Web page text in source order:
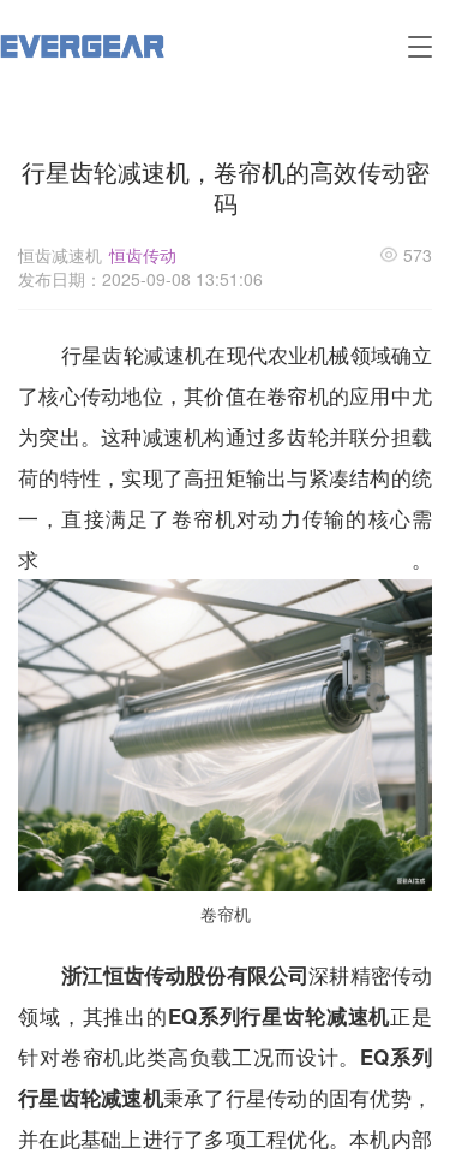
T
e
n
i
o
n
行星齿轮减速机，卷帘机的高效传动密
码
恒齿减速机 恒齿传动
发布日期：2025-09-08 13:51:06
573
行星齿轮减速机在现代农业机械领域确立
了核心传动地位，其价值在卷帘机的应用中尤
为突出。这种减速机构通过多齿轮并联分担载
荷的特性，实现了高扭矩输出与紧凑结构的统
一，直接满足了卷帘机对动力传输的核心需
求。
卷帘机
浙江恒齿传动股份有限公司深耕精密传动
领域，其推出的EQ系列行星齿轮减速机正是
针对卷帘机此类高负载工况而设计。 EQ系列
行星齿轮减速机秉承了行星传动的固有优势，
并在此基础上进行了多项工程优化。本机内部